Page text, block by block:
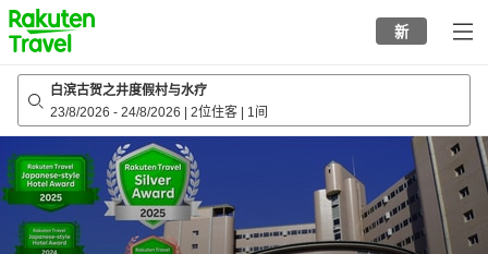
to
top
page
新
白滨古贺之井度假村与水疗
23/8/2026 - 24/8/2026 2位住客 1间